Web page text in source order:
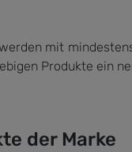
mit
Produkte ein
der Marke